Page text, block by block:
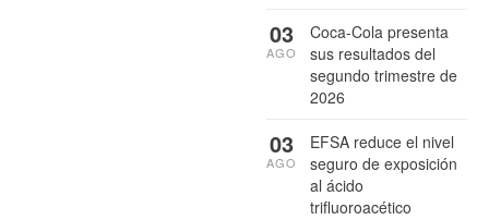
Coca-Cola presenta
sus resultados del
segundo trimestre de
2026
03
AGO
EFSA reduce el nivel
seguro de exposición
al ácido
trifluoroacético
03
AGO